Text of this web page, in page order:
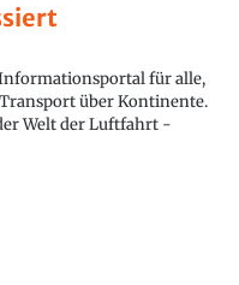
für alle,
über Kontinente.
Welt der Luftfahrt -